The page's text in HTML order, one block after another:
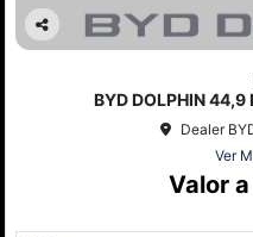
Co
BYD DOLPHIN 44,9
Dealer
Ver
Valor